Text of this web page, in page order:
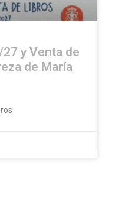
y Venta de
de María